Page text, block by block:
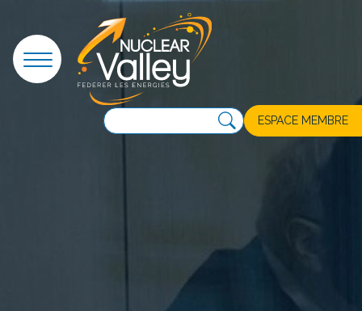
ESPACE MEMBRE
Panneau de gestion des cookies